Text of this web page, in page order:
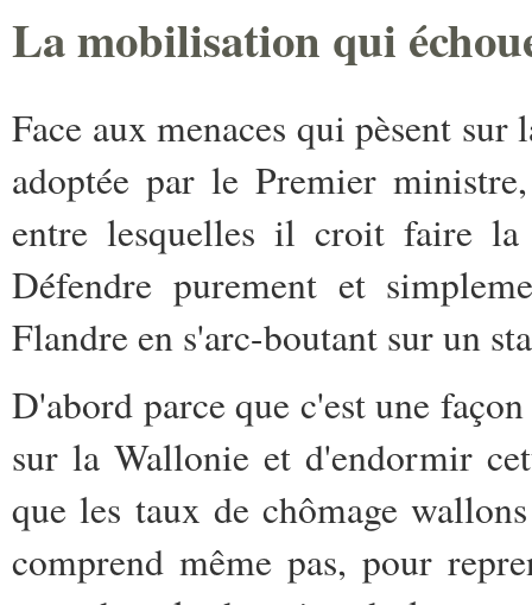
La mobilisation qui
Face aux menaces qui pèsent
adoptée par le Premier
entre lesquelles il croit faire la
Défendre purement et
Flandre en s'arc-boutant sur un
D'abord parce que c'est une
sur la Wallonie et d'endormir
que les taux de chômage
comprend même pas, pour